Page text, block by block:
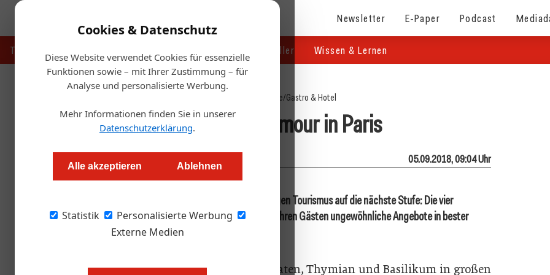
Cookies & Datenschutz
Diese Website verwendet Cookies für essenzielle
Funktionen sowie – mit Ihrer Zustimmung – für
Analyse und personalisierte Werbung.
Mehr Informationen finden Sie in unserer
Datenschutzerklärung.
Alle akzeptieren Ablehnen
Statistik
Personalisierte Werbung
Externe Medien
Newsletter E-Paper Podcast
Touristik Handel & Hersteller Wissen & Lernen
Startseite/Gastro & Hotel
Green Glamour in Paris
Redaktion 05.09.2018, 09:04 Uhr
Eine kleine Pariser Hotelgruppe hebt nachhaltigen Tourismus auf die nächste Stufe: Die vier
Stadthotels der „Green Spirit Hotels“ machen ihren Gästen ungewöhnliche Angebote in bester
Lage.
Im kleinen Innenhof wachsen Tomaten, Thymian und Basilikum in großen